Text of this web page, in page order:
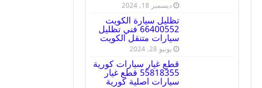
ديسمبر 18, 2024
تظليل سيارة الكويت
66400552 فني تظليل
سيارات متنقل الكويت
يونيو 28, 2024
قطع غيار سيارات كورية
55818355 قطع غيار
سيارات اصلية كورية